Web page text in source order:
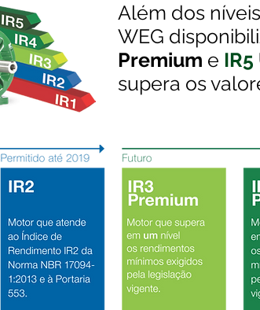
Além dos
WEG
Premium e IR5
supera os